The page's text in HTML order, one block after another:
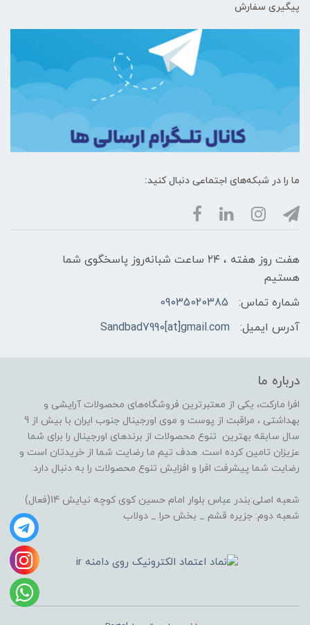
پیگیری سفارش
ما را در شبکه‌های اجتماعی دنبال کنید:
هفت روز هفته ، ۲۴ ساعت شبانه‌روز پاسخگوی شما
هستیم
شماره تماس:
09035020385
آدرس ایمیل:
Sandbad7990[at]gmail.com
درباره ما
افرا مارکت، یکی از معتبرترین فروشگاه‌های محصولات آرایشی و
بهداشتی ، مراقبت از پوست و موی اورجینال جنوب ایران با بیش از 9
سال سابقه بهترین تنوع محصولات از برندهای اورجینال را برای شما
عزیزان تامین کرده است. هدف تیم ما رضایت شما از خریدتان است و
رضایت شما پیشرفت افرا و افزایش تنوع محصولات را به دنبال دارد.
شعبه اصلی:بندر عباس بلوار امام حسین کوی کوچه نیایش 14(فعال)
شعبه دوم: جزیره قشم _ بخش حرا _ دولاب